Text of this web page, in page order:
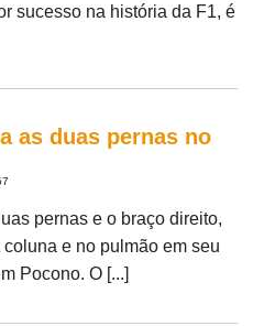
sucesso na história da F1, é
as duas pernas no
pernas e o braço direito,
e no pulmão em seu
Pocono. O [...]